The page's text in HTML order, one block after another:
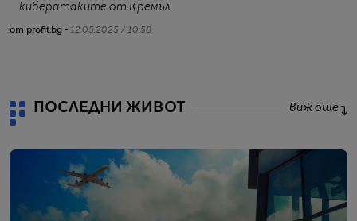
кибератаките от Кремъл
от profit.bg - 12.05.2025 / 10:58
ПОСЛЕДНИ ЖИВОТ виж още